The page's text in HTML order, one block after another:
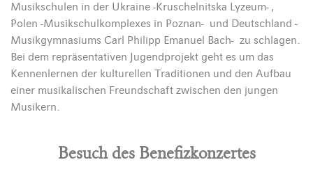
Musikschulen in der Ukraine -Kruschelnitska Lyzeum- ,
Polen -Musikschulkomplexes in Poznan- und Deutschland -
Musikgymnasiums Carl Philipp Emanuel Bach- zu schlagen.
Bei dem repräsentativen Jugendprojekt geht es um das
Kennenlernen der kulturellen Traditionen und den Aufbau
einer musikalischen Freundschaft zwischen den jungen
Musikern.
Besuch des Benefizkonzertes